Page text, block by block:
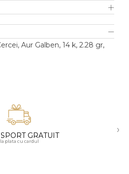
Aur Galben, 14 k, 2.28 gr,
GRATUIT
la plata cu cardul
›